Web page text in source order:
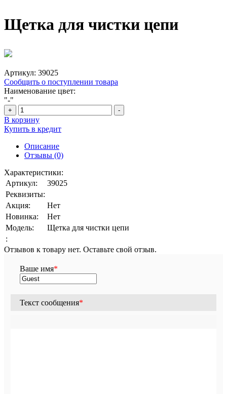
Щетка для чистки цепи
Артикул: 39025
Сообщить о поступлении товара
Наименование цвет:
"-"
+ -
В корзину
Купить в кредит
Описание
Отзывы (0)
Характеристики:
Артикул:
39025
Реквизиты:
Акция:
Нет
Новинка:
Нет
Модель:
Щетка для чистки цепи
:
Отзывов к товару нет. Оставьте свой отзыв.
Ваше имя*
Текст сообщения*